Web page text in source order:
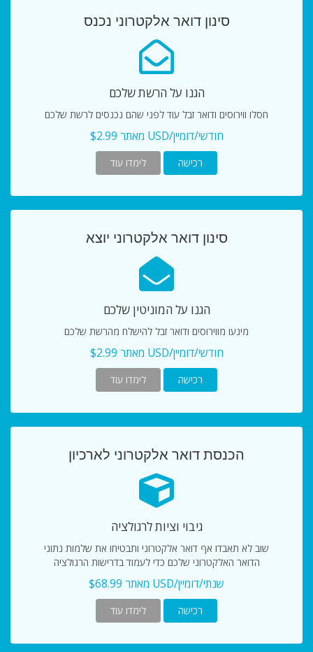
סינון דואר אלקטרוני נכנס
הגנו על הרשת שלכם
חסלו ווירוסים ודואר זבל עוד לפני שהם נכנסים לרשת שלכם
מאתר $2.99 USD/חודשי/דומיין
לימדו עוד רכישה
סינון דואר אלקטרוני יוצא
הגנו על המוניטין שלכם
מינעו מווירוסים ודואר זבל להישלח מהרשת שלכם
מאתר $2.99 USD/חודשי/דומיין
לימדו עוד רכישה
הכנסת דואר אלקטרוני לארכיון
גיבוי וציות לרגולציה
שוב לא תאבדו אף דואר אלקטרוני ותבטיחו את שלמות נתוני
הדואר האלקטרוני שלכם כדי לעמוד בדרישות הרגולציה
מאתר $68.99 USD/שנתי/דומיין
לימדו עוד רכישה